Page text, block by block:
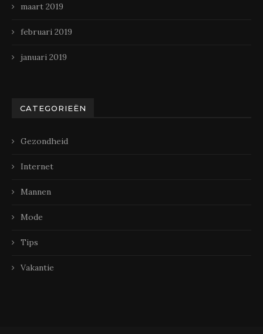
maart 2019
februari 2019
januari 2019
CATEGORIEËN
Gezondheid
Internet
Mannen
Mode
Tips
Vakantie